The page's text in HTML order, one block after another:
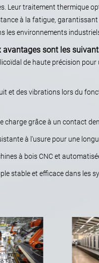
Leur traitement thermique
à la fatigue,
les environnements
avantages sont les
de haute précision
et des vibrations lors du
charge grâce à un contact
à l'usure pour une
à bois CNC et
stable et efficace dans les